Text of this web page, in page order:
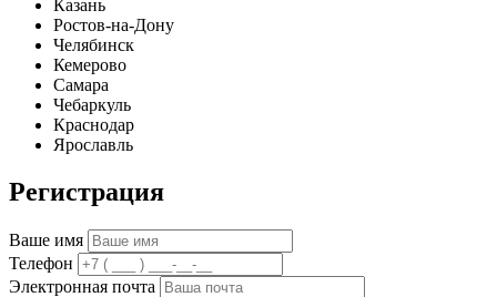
Казань
Ростов-на-Дону
Челябинск
Кемерово
Самара
Чебаркуль
Краснодар
Ярославль
Регистрация
Ваше имя
Телефон
Электронная почта